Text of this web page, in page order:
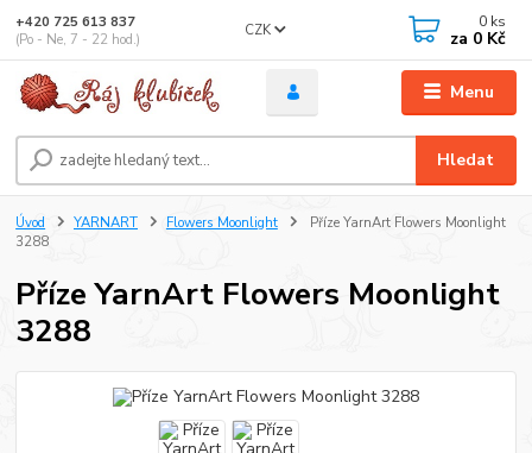
Menu
CZK
Hledat
+420 725 613 837
(Po - Ne, 7 - 22 hod.)
0 ks
za 0 Kč
Úvod YARNART Flowers Moonlight
Příze YarnArt Flowers Moonlight
3288
Příze YarnArt Flowers Moonlight
3288